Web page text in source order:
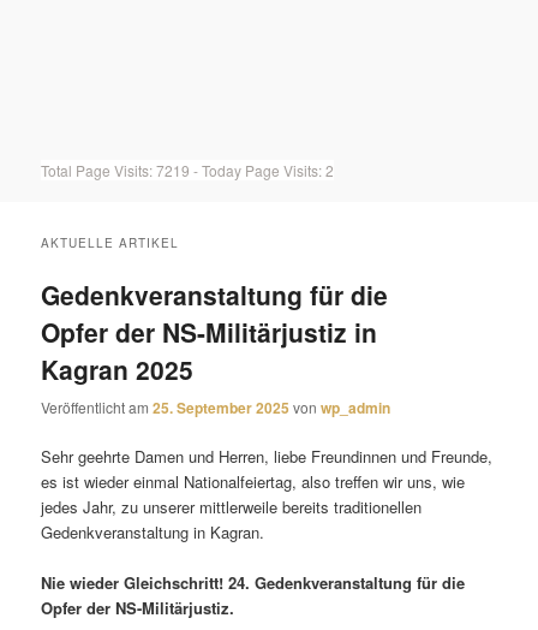
Total Page Visits: 7219 - Today Page Visits: 2
AKTUELLE ARTIKEL
Gedenkveranstaltung für die
Opfer der NS-Militärjustiz in
Kagran 2025
Veröffentlicht am25. September 2025 vonwp_admin
Sehr geehrte Damen und Herren, liebe Freundinnen und Freunde,
es ist wieder einmal Nationalfeiertag, also treffen wir uns, wie
jedes Jahr, zu unserer mittlerweile bereits traditionellen
Gedenkveranstaltung in Kagran.
Nie wieder Gleichschritt! 24. Gedenkveranstaltung für die
Opfer der NS-Militärjustiz.